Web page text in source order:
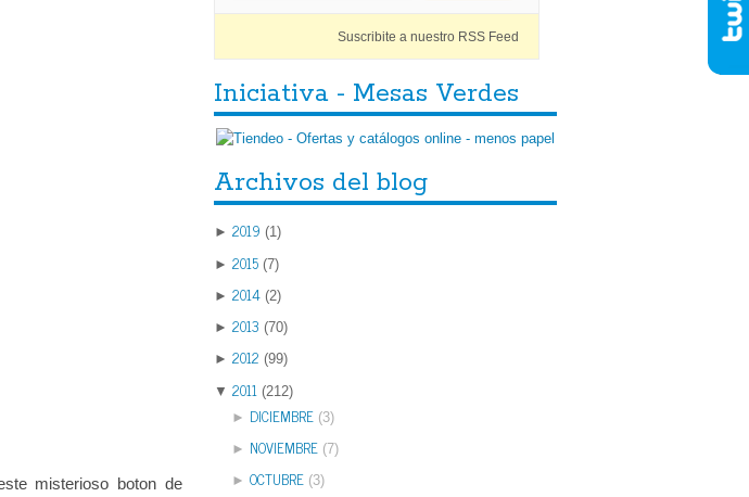
e misterioso boton de
Suscribite a nuestro RSS Feed
Iniciativa - Mesas Verdes
Archivos del blog
► 2019 (1)
► 2015 (7)
► 2014 (2)
► 2013 (70)
► 2012 (99)
▼ 2011 (212)
► DICIEMBRE (3)
► NOVIEMBRE (7)
► OCTUBRE (3)